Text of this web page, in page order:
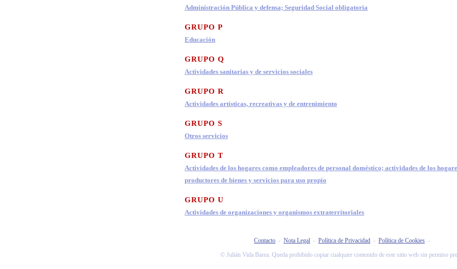
Administración Pública y defensa; Seguridad Social obligatoria
GRUPO P
Educación
GRUPO Q
Actividades sanitarias y de servicios sociales
GRUPO R
Actividades artísticas, recreativas y de entrenimiento
GRUPO S
Otros servicios
GRUPO T
Actividades de los hogares como empleadores de personal doméstico; actividades de los
productores de bienes y servicios para uso propio
GRUPO U
Actividades de organizaciones y organismos extraterritoriales
Contacto - Nota Legal - Política de Privacidad - Política de Cookies -
© Julián Vida Barea. Queda prohibido copiar cualquier contenido de este sitio web sin permiso